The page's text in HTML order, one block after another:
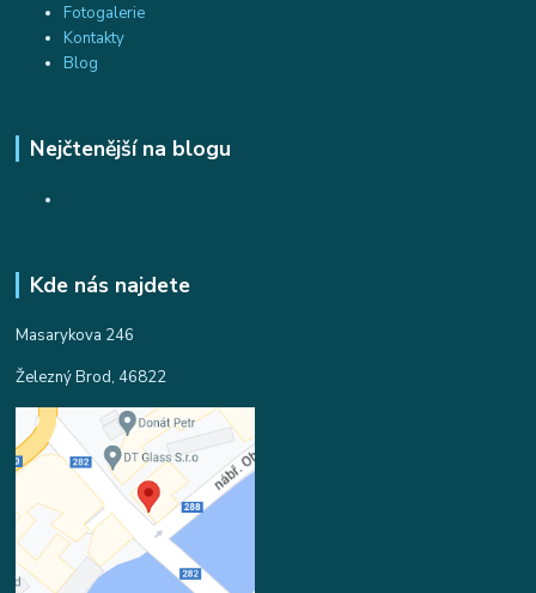
Fotogalerie
Kontakty
Blog
Nejčtenější na blogu
Kde nás najdete
Masarykova 246
Železný Brod, 46822